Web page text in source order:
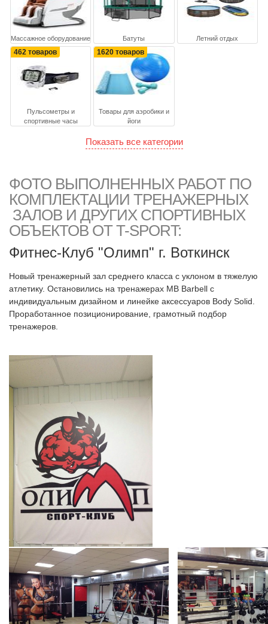
Массажное оборудование Батуты Летний отдых
462 товаров
Пульсометры и
спортивные часы
1620 товаров
Товары для аэробики и
йоги
Показать все категории
ФОТО ВЫПОЛНЕННЫХ РАБОТ ПО
КОМПЛЕКТАЦИИ ТРЕНАЖЕРНЫХ
ЗАЛОВ И ДРУГИХ СПОРТИВНЫХ
ОБЪЕКТОВ ОТ T-SPORT:
Фитнес-Клуб "Олимп" г. Воткинск
Новый тренажерный зал среднего класса с уклоном в тяжелую
атлетику. Остановились на тренажерах MB Barbell с
индивидуальным дизайном и линейке аксессуаров Body Solid.
Проработанное позиционирование, грамотный подбор
тренажеров.